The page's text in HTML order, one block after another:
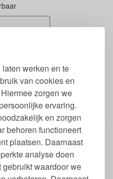
werken en te
van cookies en
zorgen we
ervaring.
en zorgen
behoren functioneert
plaatsen. Daarnaast
analyse doen
waardoor we
van de Eco Brotbox Bento
De ring zorgt ervoor dat
Exclusief deksel en